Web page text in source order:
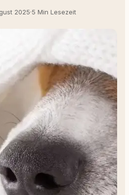
2025·5 Min Lesezeit